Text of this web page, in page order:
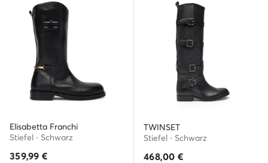
Elisabetta Franchi
Stiefel · Schwarz
359,99 €
TWINSET
Stiefel · Schwarz
468,00 €